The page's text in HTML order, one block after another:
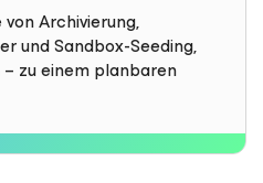
Archivierung,
und Sandbox-Seeding,
zu einem planbaren